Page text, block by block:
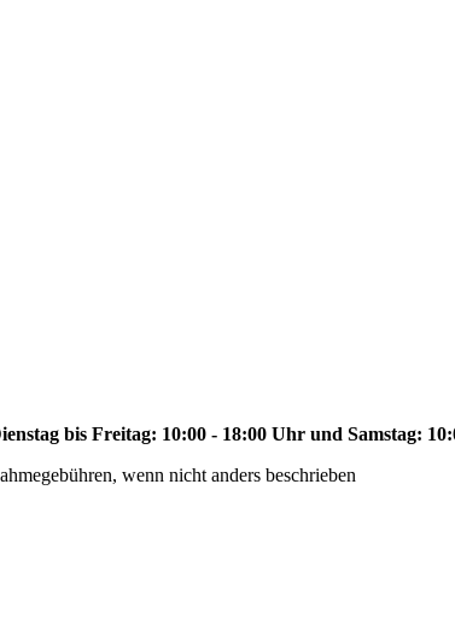
bis Freitag: 10:00 - 18:00 Uhr und Samstag:
wenn nicht anders beschrieben